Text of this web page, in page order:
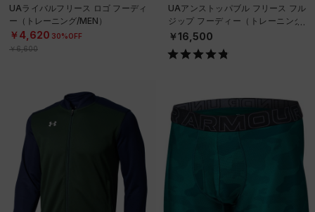
UAライバルフリース ロゴ フーディ
ー（トレーニング/MEN）
￥4,620 30%OFF
￥6,600
UAアンストッパブル フリース フル
ジップ フーディー（トレーニング/
MEN）
￥16,500